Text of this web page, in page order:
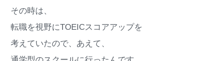
その時は、
転職を視野にTOEICスコアアップを
考えていたので、あえて、